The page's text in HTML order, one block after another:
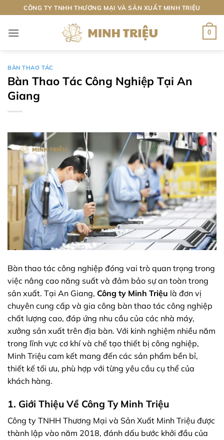
qua
nội
CÔNG TY TNHH THƯƠNG MẠI VÀ SẢN XUẤT MINH TRIỆU
0
BÀN THAO TÁC
Bàn Thao Tác Công Nghiệp Tại An
Giang
Bàn thao tác công nghiệp đóng vai trò quan trọng trong
việc nâng cao năng suất và đảm bảo sự an toàn trong
sản xuất. Tại An Giang, Công ty Minh Triệu là đơn vị
chuyên cung cấp và gia công bàn thao tác công nghiệp
chất lượng cao, đáp ứng nhu cầu của các nhà máy,
xưởng sản xuất trên địa bàn. Với kinh nghiệm nhiều năm
trong lĩnh vực cơ khí và chế tạo thiết bị công nghiệp,
Minh Triệu cam kết mang đến các sản phẩm bền bỉ,
thiết kế tối ưu, phù hợp với từng yêu cầu cụ thể của
khách hàng.
1. Giới Thiệu Về Công Ty Minh Triệu
Công ty TNHH Thương Mại và Sản Xuất Minh Triệu được
thành lập vào năm 2018, đánh dấu bước khởi đầu của